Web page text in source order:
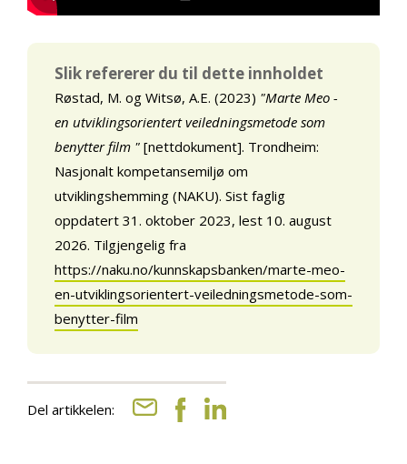
Slik refererer du til dette innholdet
Røstad, M. og Witsø, A.E. (2023) "Marte Meo -
en utviklingsorientert veiledningsmetode som
benytter film " [nettdokument]. Trondheim:
Nasjonalt kompetansemiljø om
utviklingshemming (NAKU). Sist faglig
oppdatert 31. oktober 2023, lest 10. august
2026. Tilgjengelig fra
https://naku.no/kunnskapsbanken/marte-meo-
en-utviklingsorientert-veiledningsmetode-som-
benytter-film
Del artikkelen: